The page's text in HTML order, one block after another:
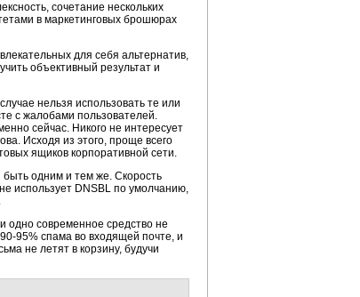
сочетание нескольких
в маркетинговых брошюрах
для себя альтернатив,
объективный результат и
нельзя использовать те или
с жалобами пользователей.
сейчас. Никого не интересует
Исходя из этого, проще всего
ящиков корпоративной сети.
быть одним и тем же. Скорость
использует DNSBL по умолчанию,
одно современное средство не
95% спама во входящей почте, и
не летят в корзину, будучи